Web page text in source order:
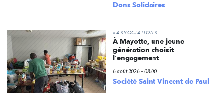
Dons Solidaires
#ASSOCIATIONS
À Mayotte, une jeune
génération choisit
l'engagement
6 août 2026 - 08:00
Société Saint Vincent de Paul